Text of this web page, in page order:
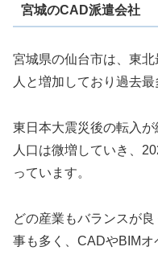
宮城のCAD派遣会社
宮城県の仙台市は、東
人と増加しており過去最
東日本大震災後の転入
人口は微増していき、
っています。
どの産業もバランスが
事も多く、CADやBIM